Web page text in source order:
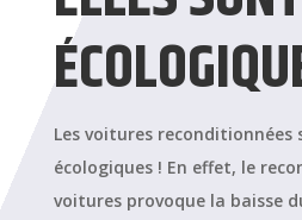
Les voitures reconditionnées
écologiques ! En effet, le
voitures provoque la baisse